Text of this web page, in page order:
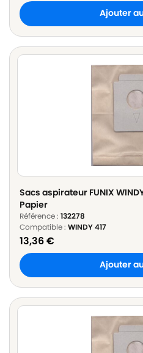
Ajouter
Sacs aspirateur FUNIX
Papier
Référence : 132278
Compatible : WINDY 417
13,36€
Ajouter